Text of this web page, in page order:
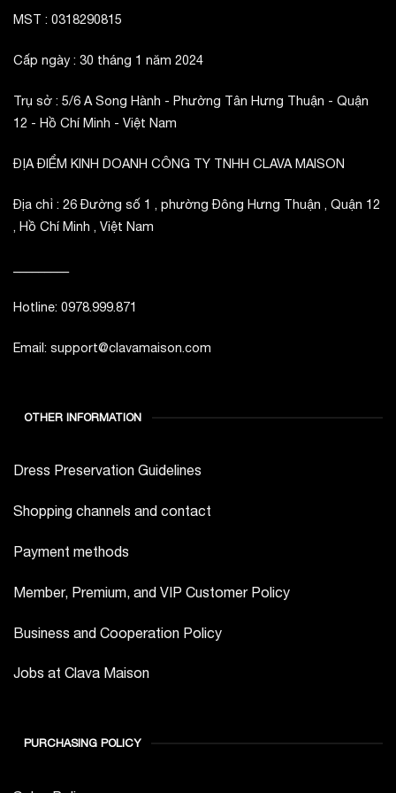
MST : 0318290815
Cấp ngày : 30 tháng 1 năm 2024
Trụ sở : 5/6 A Song Hành - Phường Tân Hưng Thuận - Quận
12 - Hồ Chí Minh - Việt Nam
ĐỊA ĐIỂM KINH DOANH CÔNG TY TNHH CLAVA MAISON
Địa chỉ : 26 Đường số 1 , phường Đông Hưng Thuận , Quận 12
, Hồ Chí Minh , Việt Nam
Hotline: 0978.999.871
Email: support@clavamaison.com
OTHER INFORMATION
Dress Preservation Guidelines
Shopping channels and contact
Payment methods
Member, Premium, and VIP Customer Policy
Business and Cooperation Policy
Jobs at Clava Maison
PURCHASING POLICY